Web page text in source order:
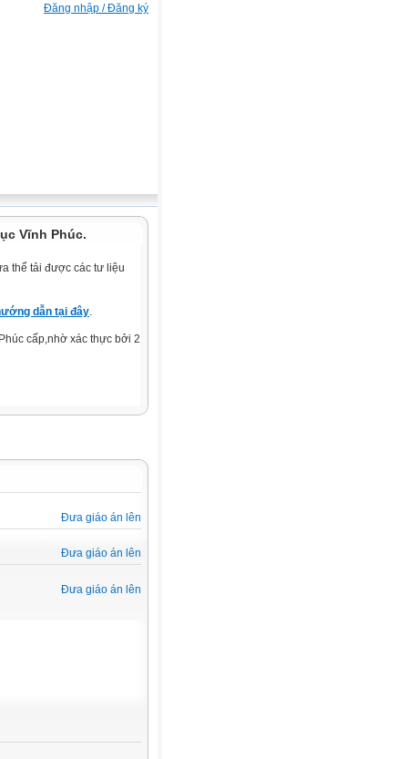
Đăng nhập / Đăng ký
Vĩnh Phúc.
thể tải được các tư liệu
dẫn tại đây.
cấp,nhờ xác thực bởi 2
Đưa giáo án lên
Đưa giáo án lên
Đưa giáo án lên